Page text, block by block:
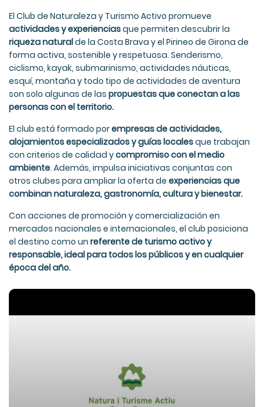
El Club de Naturaleza y Turismo Activo promueve
actividades y experienciasque permiten descubrir la
riqueza naturalde la Costa Brava y el Pirineo de Girona de
forma activa, sostenible y respetuosa. Senderismo,
ciclismo, kayak, submarinismo, actividades náuticas,
esquí, montaña y todo tipo de actividades de aventura
son solo algunas de las propuestas que conectan a las
personas con el territorio.
El club está formado porempresas de actividades,
alojamientos especializados y guías localesque trabajan
con criterios de calidad ycompromiso con el medio
ambiente. Además, impulsa iniciativas conjuntas con
otros clubes para ampliar la oferta de experiencias que
combinan naturaleza, gastronomía, cultura y bienestar.
Con acciones de promoción y comercialización en
mercados nacionales e internacionales, el club posiciona
el destino como un referente de turismo activo y
responsable, ideal para todos los públicos y en cualquier
época del año.